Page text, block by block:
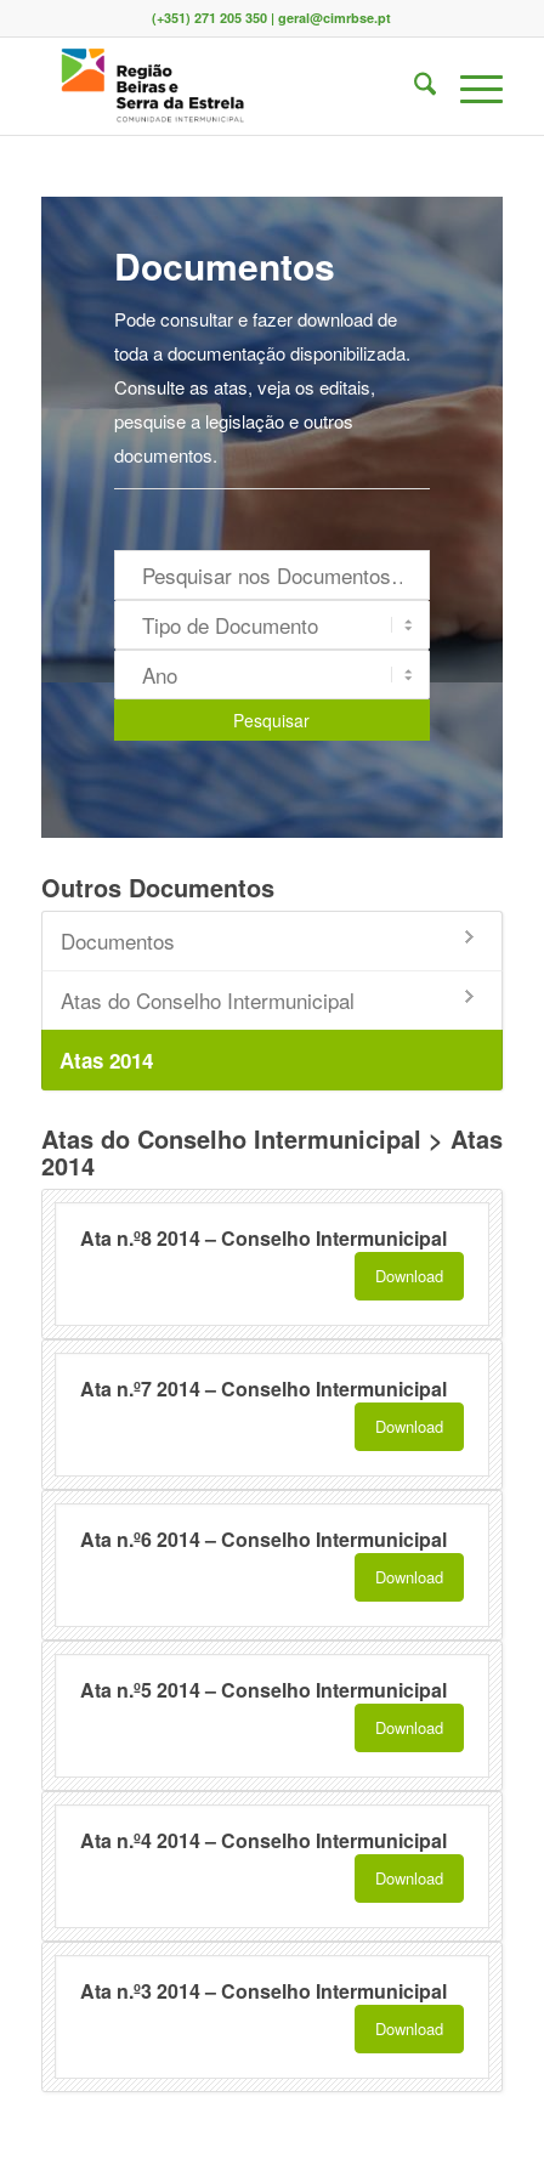
(+351) 271 205 350 | geral@cimrbse.pt
Documentos
Pode consultar e fazer download de
toda a documentação disponibilizada.
Consulte as atas, veja os editais,
pesquise a legislação e outros
documentos.
Outros Documentos
Documentos
Atas do Conselho Intermunicipal
Atas 2014
Atas do Conselho Intermunicipal > Atas
2014
Ata n.º8 2014 – Conselho Intermunicipal
Download
Ata n.º7 2014 – Conselho Intermunicipal
Download
Ata n.º6 2014 – Conselho Intermunicipal
Download
Ata n.º5 2014 – Conselho Intermunicipal
Download
Ata n.º4 2014 – Conselho Intermunicipal
Download
Ata n.º3 2014 – Conselho Intermunicipal
Download